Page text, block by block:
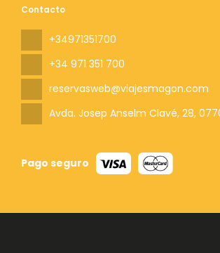
Contacto
+34971351700
+34 971 351 700
reservasweb@viajesmagon.com
Avda. Josep Anselm Clavé, 28,
Pago seguro